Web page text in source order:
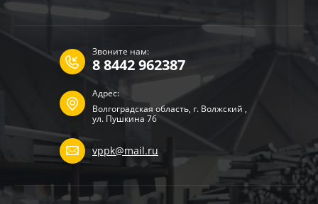
Звоните нам:
8 8442 962387
Адрес:
Волгоградская область, г. Волжский ,
ул. Пушкина 76
vppk@mail.ru